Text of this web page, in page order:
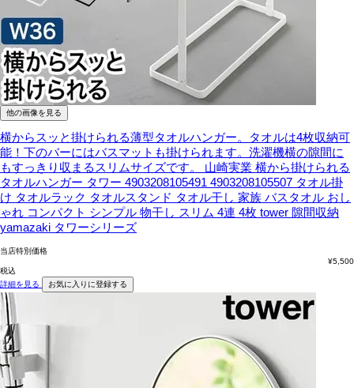
他の画像を見る
横からスッと掛けられる薄型タオルハンガー。タオルは4枚収納可
能！下のバーにはバスマットも掛けられます。洗濯機横の隙間に
もすっきり収まるスリムサイズです。
山崎実業 横から掛けられる
タオルハンガー タワー 4903208105491 4903208105507 タオル掛
け タオルラック タオルスタンド タオル干し 家族 バスタオル おし
ゃれ コンパクト シンプル 物干し スリム 4連 4枚 tower 隙間収納
yamazaki タワーシリーズ
当店特別価格
¥5,500
税込
詳細を見る
お気に入りに登録する